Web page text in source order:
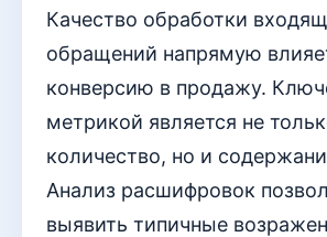
Качество обработки
обращений напрямую
конверсию в продажу.
метрикой является не
количество, но и
Анализ расшифровок
выявить типичные